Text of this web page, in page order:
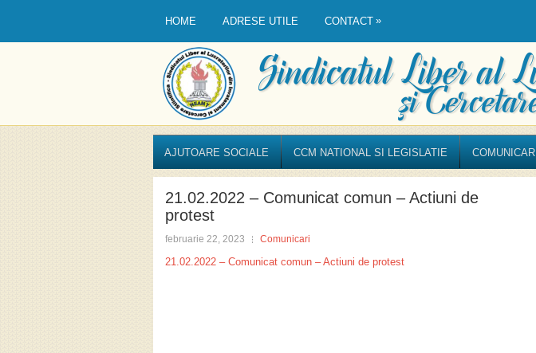
HOME ADRESE UTILE CONTACT »
AJUTOARE SOCIALE CCM NATIONAL SI LEGISLATIE COMUNICARI
21.02.2022 – Comunicat comun – Actiuni de
protest
februarie 22, 2023 Comunicari
21.02.2022 – Comunicat comun – Actiuni de protest